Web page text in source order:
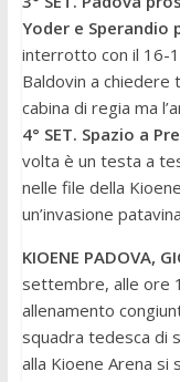
Yoder e Sperandio
interrotto con il 16-
Baldovin a chiedere
cabina di regia ma
4° SET. Spazio a
volta è un testa a
nelle file della
un’invasione
KIOENE PADOVA,
settembre, alle ore
allenamento
squadra tedesca di
alla Kioene Arena